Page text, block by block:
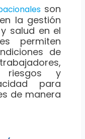
son
la gestión
salud en el
permiten
de
riesgos y
para
de manera